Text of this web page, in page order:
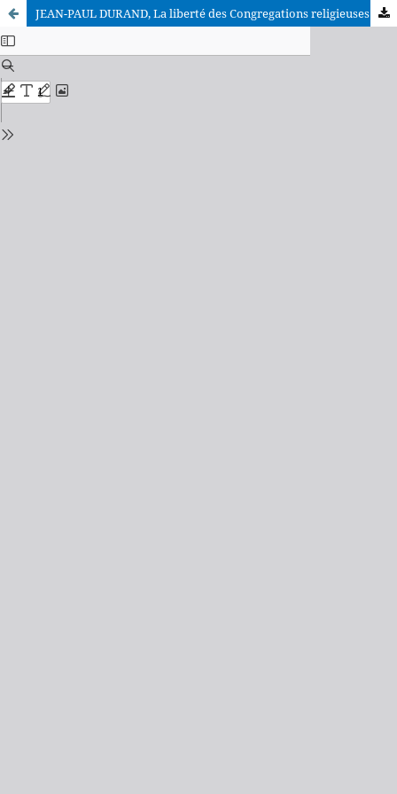
JEAN-PAUL DURAND, La liberté des Congregations religieuses en France